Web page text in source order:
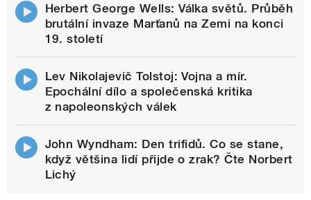
Herbert George Wells: Válka světů. Průběh
brutální invaze Marťanů na Zemi na konci
19. století
Lev Nikolajevič Tolstoj: Vojna a mír.
Epochální dílo a společenská kritika
z napoleonských válek
John Wyndham: Den trifidů. Co se stane,
když většina lidí přijde o zrak? Čte Norbert
Lichý